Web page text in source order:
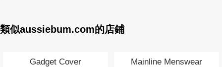
類似aussiebum.com的店鋪
Gadget Cover Mainline Menswear